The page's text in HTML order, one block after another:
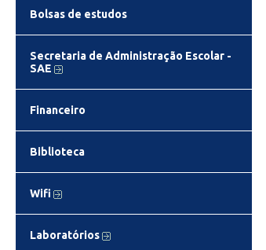
Bolsas de estudos
Secretaria de Administração Escolar -
SAE
Financeiro
Biblioteca
Wifi
Laboratórios